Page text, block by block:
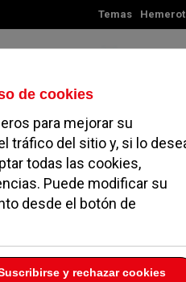
Temas
2026
MAGAZINE SERVICIOS
en la